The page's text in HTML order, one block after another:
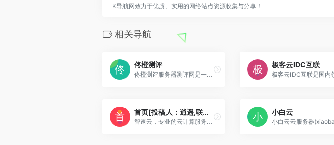
K导航网致力于优质、实用的网络站点资源收集与分享！
相关导航
佟橙测评
佟橙测评服务器测评网是一款优秀的测评工具，可以快速评估服务器的性能和稳定性。该测评网站提供了全面的测试项目，如CPU、内存、磁盘、网络等，通过不同的测试项目，用
极客云IDC互联
首页[投稿人：逍遥,联系：2701629179@qq.com]
智速云，专业的云计算服务提供商，致力于提供高效稳定的服务器租用与托管服务。我们的数据中心和云服务能满足您的各种业务需求，为您的企业提供最优质的云解决方案。
小白云